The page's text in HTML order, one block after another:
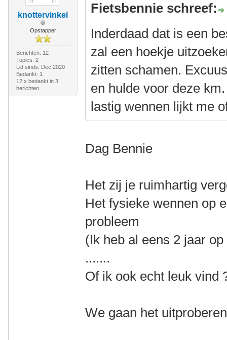
knottervinkel
Opstapper
Berichten: 12
Topics: 2
Lid sinds: Dec 2020
Bedankt: 1
12 x bedankt in 3
berichten
Fietsbennie schreef:
Inderdaad dat is een
zal een hoekje
zitten schamen.
en hulde voor deze
lastig wennen lijkt me
Dag Bennie
Het zij je ruimhartig
Het fysieke wennen op
probleem
(Ik heb al eens 2 jaar
.......
Of ik ook echt leuk vind
We gaan het uitproberen